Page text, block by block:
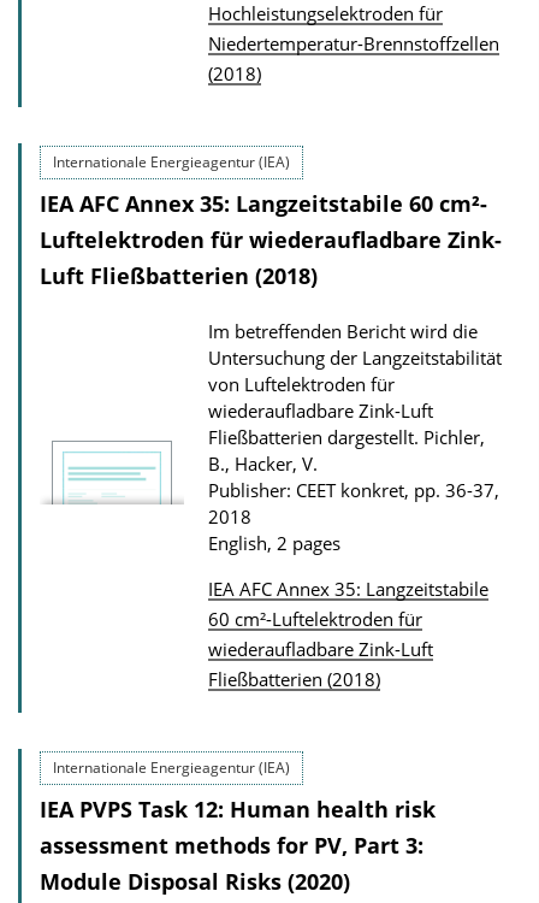
u
b
l
c
a
t
i
o
n
D
o
w
n
l
o
a
d
s
Hochleistungselektroden für
Niedertemperatur-Brennstoffzellen
(2018)
Internationale Energieagentur (IEA)
IEA AFC Annex 35: Langzeitstabile 60 cm²-
Luftelektroden für wiederaufladbare Zink-
Luft Fließbatterien (2018)
Im betreffenden Bericht wird die
Untersuchung der Langzeitstabilität
von Luftelektroden für
wiederaufladbare Zink-Luft
Fließbatterien dargestellt. Pichler,
B., Hacker, V.
Publisher: CEET konkret, pp. 36-37,
2018
English, 2 pages
P
u
b
i
c
a
t
i
IEA AFC Annex 35: Langzeitstabile
60 cm²-Luftelektroden für
wiederaufladbare Zink-Luft
Fließbatterien (2018)
Internationale Energieagentur (IEA)
IEA PVPS Task 12: Human health risk
assessment methods for PV, Part 3:
Module Disposal Risks (2020)